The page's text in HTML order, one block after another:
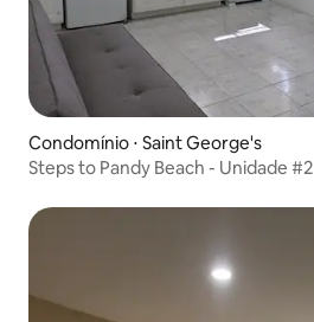
Condomínio ⋅ Saint George's
Steps to Pandy Beach - Unidade #2